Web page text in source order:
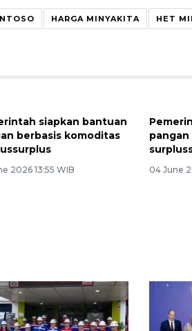
HARGA MINYAKITA HET
siapkan bantuan
berbasis komoditas
2026 13:55 WIB 04 June